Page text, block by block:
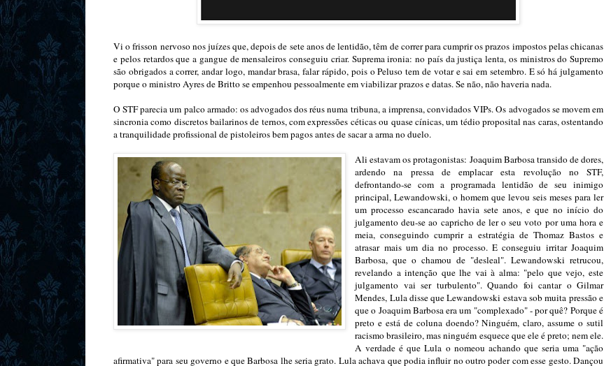
Vi o frisson nervoso nos juízes que, depois de sete anos de lentidão, têm de correr para cumprir os prazos impostos pelas chicanas
e pelos retardos que a gangue de mensaleiros conseguiu criar. Suprema ironia: no país da justiça lenta, os ministros do Supremo
são obrigados a correr, andar logo, mandar brasa, falar rápido, pois o Peluso tem de votar e sai em setembro. E só há julgamento
porque o ministro Ayres de Britto se empenhou pessoalmente em viabilizar prazos e datas. Se não, não haveria nada.
O STF parecia um palco armado: os advogados dos réus numa tribuna, a imprensa, convidados VIPs. Os advogados se movem em
sincronia como discretos bailarinos de ternos, com expressões céticas ou quase cínicas, um tédio proposital nas caras, ostentando
a tranquilidade profissional de pistoleiros bem pagos antes de sacar a arma no duelo.
Ali estavam os protagonistas: Joaquim Barbosa transido de dores,
ardendo na pressa de emplacar esta revolução no STF,
defrontando-se com a programada lentidão de seu inimigo
principal, Lewandowski, o homem que levou seis meses para ler
um processo escancarado havia sete anos, e que no início do
julgamento deu-se ao capricho de ler o seu voto por uma hora e
meia, conseguindo cumprir a estratégia de Thomaz Bastos e
atrasar mais um dia no processo. E conseguiu irritar Joaquim
Barbosa, que o chamou de "desleal". Lewandowski retrucou,
revelando a intenção que lhe vai à alma: "pelo que vejo, este
julgamento vai ser turbulento". Quando foi cantar o Gilmar
Mendes, Lula disse que Lewandowski estava sob muita pressão e
que o Joaquim Barbosa era um "complexado" - por quê? Porque é
preto e está de coluna doendo? Ninguém, claro, assume o sutil
racismo brasileiro, mas ninguém esquece que ele é preto; nem ele.
A verdade é que Lula o nomeou achando que seria uma "ação
afirmativa" para seu governo e que Barbosa lhe seria grato. Lula achava que podia influir no outro poder com esse gesto. Dançou